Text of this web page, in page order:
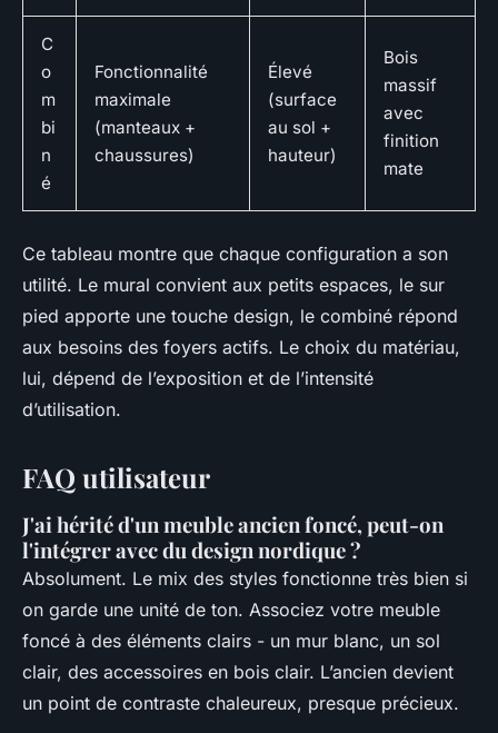
C
o
m
bi
n
é
Fonctionnalité
maximale
(manteaux +
chaussures)
Élevé
(surface
au sol +
hauteur)
Bois
massif
avec
finition
mate
Ce tableau montre que chaque configuration a son
utilité. Le mural convient aux petits espaces, le sur
pied apporte une touche design, le combiné répond
aux besoins des foyers actifs. Le choix du matériau,
lui, dépend de l’exposition et de l’intensité
d’utilisation.
FAQ utilisateur
J'ai hérité d'un meuble ancien foncé, peut-on
l'intégrer avec du design nordique ?
Absolument. Le mix des styles fonctionne très bien si
on garde une unité de ton. Associez votre meuble
foncé à des éléments clairs - un mur blanc, un sol
clair, des accessoires en bois clair. L’ancien devient
un point de contraste chaleureux, presque précieux.